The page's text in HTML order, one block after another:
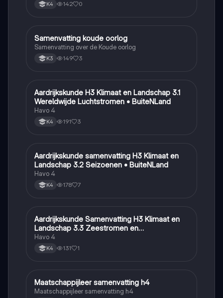
K4 142 0
Geschiedenis
Samenvatting koude oorlog
Samenvatting over de Koude oorlog
K3 149 3
Aardrijkskunde
Aardrijkskunde H3 Klimaat en Landschap 3.1
Wereldwijde Luchtstromen • BuiteNLand
Havo 4
K4 191 3
Aardrijkskunde
Aardrijkskunde samenvatting H3 Klimaat en
Landschap 3.2 Seizoenen • BuiteNLand
Havo 4
K4 178 7
Aardrijkskunde
Aardrijkskunde Samenvatting H3 Klimaat en
Landschap 3.3 Zeestromen en
Klimaatgebieden • BuiteNLand
Havo 4
K4 131 1
Maatschappijleer
Maatschappijleer samenvatting h4
Maatschappijleer samenvatting h4